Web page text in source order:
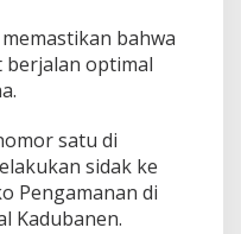
bahwa
berjalan optimal
satu di
sidak ke
Pengamanan di
Kadubanen.